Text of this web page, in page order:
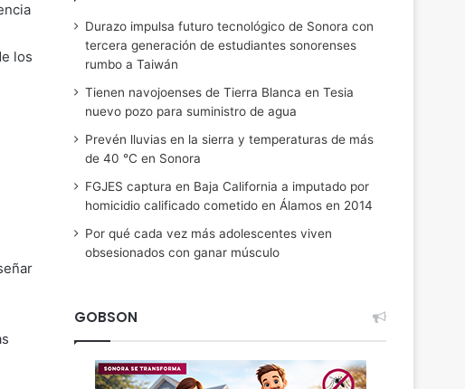
los
Durazo impulsa futuro tecnológico de Sonora con
tercera generación de estudiantes sonorenses
rumbo a Taiwán
Tienen navojoenses de Tierra Blanca en Tesia
nuevo pozo para suministro de agua
Prevén lluvias en la sierra y temperaturas de más
de 40 °C en Sonora
FGJES captura en Baja California a imputado por
homicidio calificado cometido en Álamos en 2014
Por qué cada vez más adolescentes viven
obsesionados con ganar músculo
GOBSON